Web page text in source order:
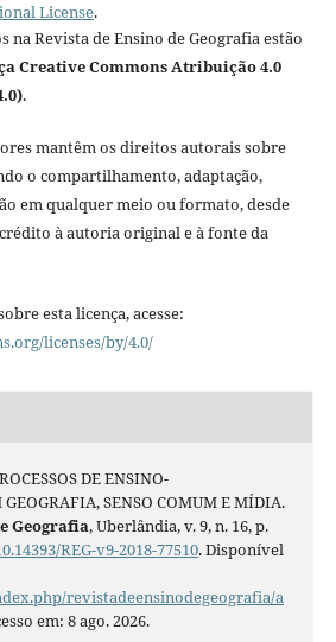
License.
na Revista de Ensino de Geografia estão
Creative Commons Atribuição 4.0
.
mantêm os direitos autorais sobre
o compartilhamento, adaptação,
em qualquer meio ou formato, desde
à autoria original e à fonte da
esta licença, acesse:
licenses/by/4.0/
DE ENSINO-
SENSO COMUM E MÍDIA.
Geografia, Uberlândia, v. 9, n. 16, p.
REG-v9-2018-77510. Disponível
revistadeensinodegeografia/a
em: 8 ago. 2026.